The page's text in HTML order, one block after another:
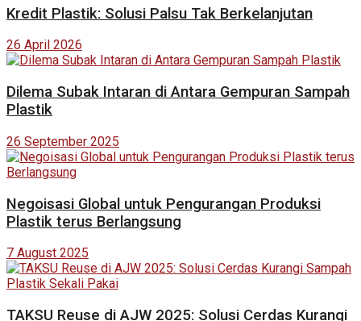
Kredit Plastik: Solusi Palsu Tak Berkelanjutan
26 April 2026
Dilema Subak Intaran di Antara Gempuran Sampah
Plastik
26 September 2025
Negoisasi Global untuk Pengurangan Produksi
Plastik terus Berlangsung
7 August 2025
TAKSU Reuse di AJW 2025: Solusi Cerdas Kurangi